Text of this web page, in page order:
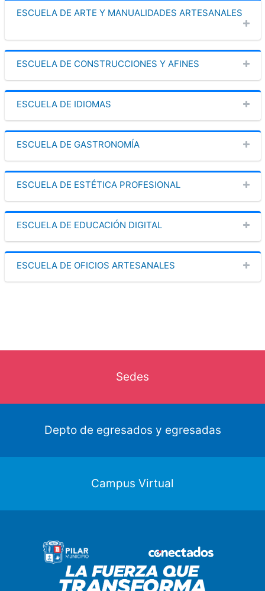
ESCUELA DE ARTE Y MANUALIDADES ARTESANALES
ESCUELA DE CONSTRUCCIONES Y AFINES
ESCUELA DE IDIOMAS
ESCUELA DE GASTRONOMÍA
ESCUELA DE ESTÉTICA PROFESIONAL
ESCUELA DE EDUCACIÓN DIGITAL
ESCUELA DE OFICIOS ARTESANALES
Sedes
Depto de egresados y egresadas
Campus Virtual